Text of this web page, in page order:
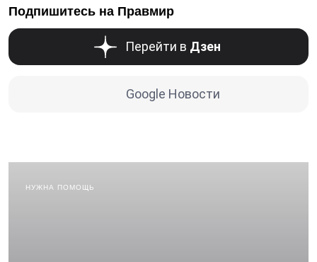
Подпишитесь на Правмир
Перейти в Дзен
Google Новости
НУЖНА ПОМОЩЬ